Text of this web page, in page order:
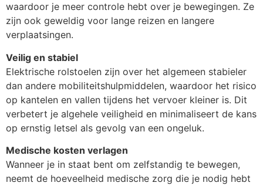
waardoor je meer controle hebt over je bewegingen. Ze
zijn ook geweldig voor lange reizen en langere
verplaatsingen.
Veilig en stabiel
Elektrische rolstoelen zijn over het algemeen stabieler
dan andere mobiliteitshulpmiddelen, waardoor het risico
op kantelen en vallen tijdens het vervoer kleiner is. Dit
verbetert je algehele veiligheid en minimaliseert de kans
op ernstig letsel als gevolg van een ongeluk.
Medische kosten verlagen
Wanneer je in staat bent om zelfstandig te bewegen,
neemt de hoeveelheid medische zorg die je nodig hebt